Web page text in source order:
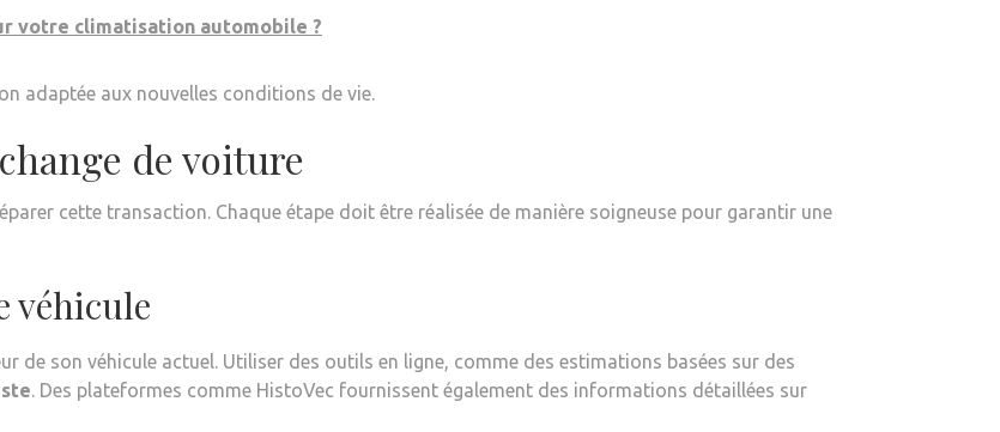
votre climatisation automobile ?
adaptée aux nouvelles conditions de vie.
de voiture
cette transaction. Chaque étape doit être réalisée de manière soigneuse pour garantir une
véhicule
de son véhicule actuel. Utiliser des outils en ligne, comme des estimations basées sur des
. Des plateformes comme HistoVec fournissent également des informations détaillées sur